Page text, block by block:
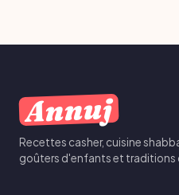
Annuj
Recettes casher, cuisine
goûters d'enfants et traditions